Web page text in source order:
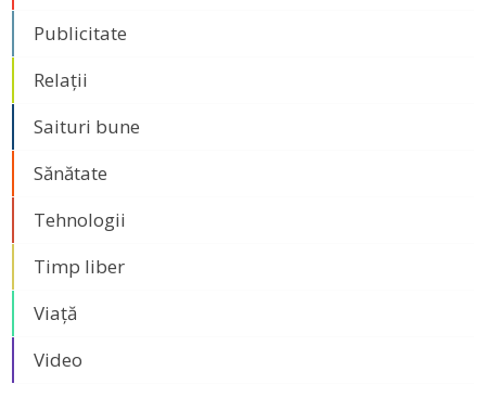
Publicitate
Relații
Saituri bune
Sănătate
Tehnologii
Timp liber
Viață
Video